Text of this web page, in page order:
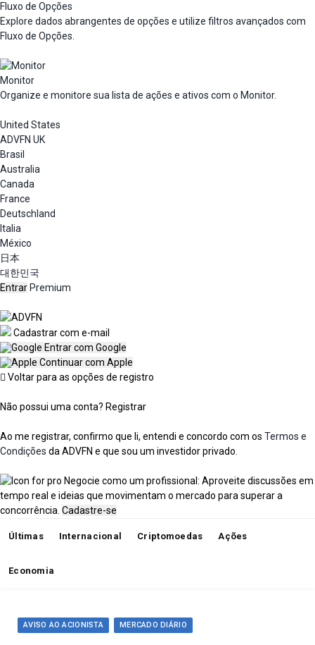
Fluxo de Opções
Explore dados abrangentes de opções e utilize filtros avançados com
Fluxo de Opções.
Monitor
Organize e monitore sua lista de ações e ativos com o Monitor.
United States
ADVFN UK
Brasil
Australia
Canada
France
Deutschland
Italia
México
日本
대한민국
Entrar Premium
Cadastrar com e-mail
Entrar com Google
Continuar com Apple
Voltar para as opções de registro
Não possui uma conta? Registrar
Ao me registrar, confirmo que li, entendi e concordo com os Termos e
Condições da ADVFN e que sou um investidor privado.
Negocie como um profissional: Aproveite discussões em
tempo real e ideias que movimentam o mercado para superar a
concorrência. Cadastre-se
Últimas Internacional Criptomoedas Ações
Economia
AVISO AO ACIONISTA MERCADO DIÁRIO